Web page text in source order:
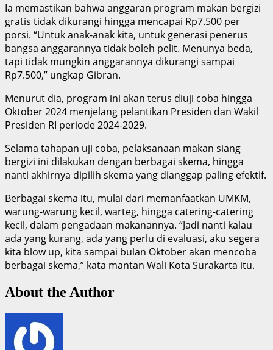
Ia memastikan bahwa anggaran program makan bergizi
gratis tidak dikurangi hingga mencapai Rp7.500 per
porsi. “Untuk anak-anak kita, untuk generasi penerus
bangsa anggarannya tidak boleh pelit. Menunya beda,
tapi tidak mungkin anggarannya dikurangi sampai
Rp7.500,” ungkap Gibran.
Menurut dia, program ini akan terus diuji coba hingga
Oktober 2024 menjelang pelantikan Presiden dan Wakil
Presiden RI periode 2024-2029.
Selama tahapan uji coba, pelaksanaan makan siang
bergizi ini dilakukan dengan berbagai skema, hingga
nanti akhirnya dipilih skema yang dianggap paling efektif.
Berbagai skema itu, mulai dari memanfaatkan UMKM,
warung-warung kecil, warteg, hingga catering-catering
kecil, dalam pengadaan makanannya. “Jadi nanti kalau
ada yang kurang, ada yang perlu di evaluasi, aku segera
kita blow up, kita sampai bulan Oktober akan mencoba
berbagai skema,” kata mantan Wali Kota Surakarta itu.
About the Author